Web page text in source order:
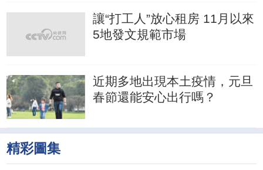
讓“打工人”放心租房 11月以來
5地發文規範市場
近期多地出現本土疫情，元旦
春節還能安心出行嗎？
精彩圖集